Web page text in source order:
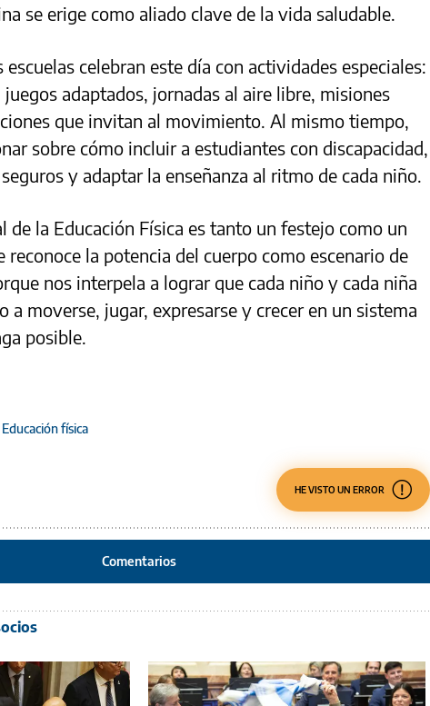
se erige como aliado clave de la vida saludable.
escuelas celebran este día con actividades especiales:
adaptados, jornadas al aire libre, misiones
que invitan al movimiento. Al mismo tiempo,
sobre cómo incluir a estudiantes con discapacidad,
y adaptar la enseñanza al ritmo de cada niño.
de la Educación Física es tanto un festejo como un
reconoce la potencia del cuerpo como escenario de
nos interpela a lograr que cada niño y cada niña
a moverse, jugar, expresarse y crecer en un sistema
posible.
Educación física
HE VISTO UN ERROR
Comentarios